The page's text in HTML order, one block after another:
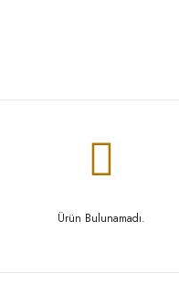
Ürün Bulunamadı.